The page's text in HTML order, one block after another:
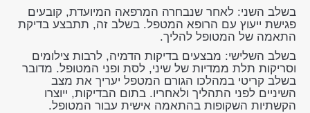
בשלב השני: לאחר שנבחרה המרפאה המיועדת, קובעים
פגישת ייעוץ עם הרופא המטפל. בשלב זה, תתבצע בדיקת
התאמה של המטופל להליך.
בשלב השלישי: מבצעים בדיקות הדמיה, לרבות צילומים
וסריקות תלת ממדיות של שיני, לסת ופני המטופל. מדובר
בשלב קריטי במהלכו הגורם המטפל יעריך את מצב
השיניים לפני התהליך ולאחריו. בתום הבדיקות, ייוצרו
הקשתיות השקופות בהתאמה אישית עבור המטופל.